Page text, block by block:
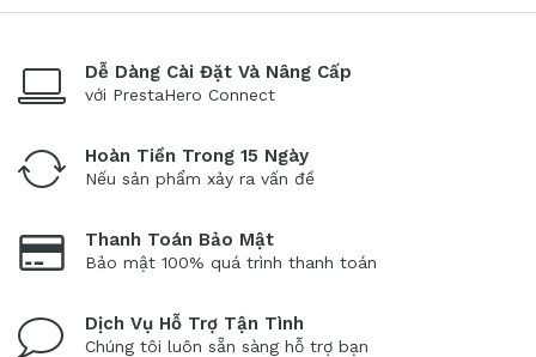
Dễ Dàng Cài Đặt Và Nâng Cấp
với PrestaHero Connect
Hoàn Tiền Trong 15 Ngày
Nếu sản phẩm xảy ra vấn đề
Thanh Toán Bảo Mật
Bảo mật 100% quá trình thanh toán
Dịch Vụ Hỗ Trợ Tận Tình
Chúng tôi luôn sẵn sàng hỗ trợ bạn